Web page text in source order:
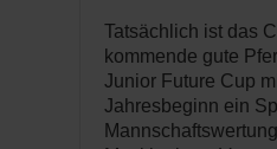
Tatsächlich ist das
kommende gute
Junior Future Cup
Jahresbeginn ein